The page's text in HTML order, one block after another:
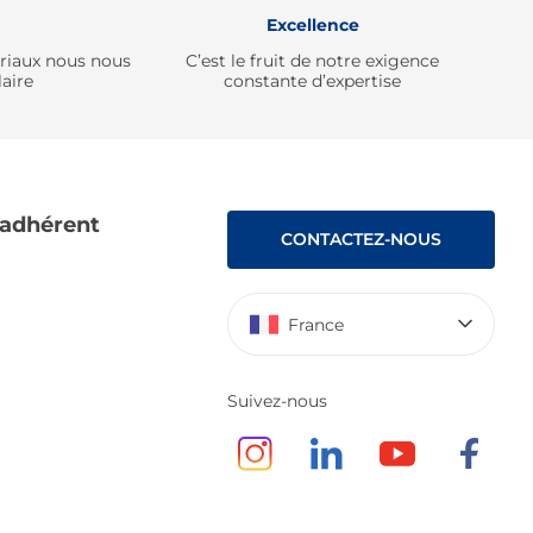
nous nous
Excellence
C’est le fruit de notre exigence
constante d’expertise
CONTACTEZ-NOUS
France
Suivez-nous